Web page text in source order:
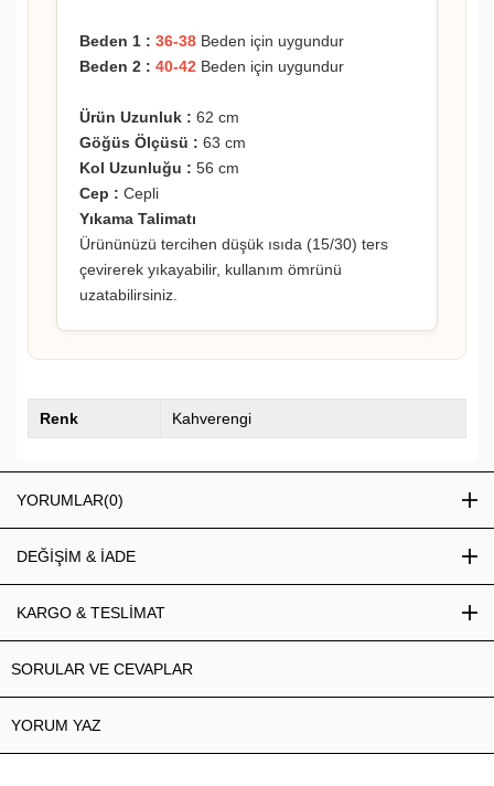
Beden 1 : 36-38 Beden için uygundur
Beden 2 : 40-42 Beden için uygundur
Ürün Uzunluk : 62 cm
Göğüs Ölçüsü : 63 cm
Kol Uzunluğu : 56 cm
Cep : Cepli
Yıkama Talimatı
Ürününüzü tercihen düşük ısıda (15/30) ters
çevirerek yıkayabilir, kullanım ömrünü
uzatabilirsiniz.
Renk Kahverengi
YORUMLAR(0)
DEĞİŞİM & İADE
KARGO & TESLİMAT
SORULAR VE CEVAPLAR
YORUM YAZ